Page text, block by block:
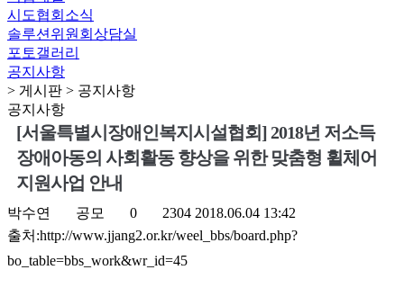
시도협회소식
솔루션위원회상담실
포토갤러리
공지사항
> 게시판 > 공지사항
공지사항
[서울특별시장애인복지시설협회] 2018년 저소득
장애아동의 사회활동 향상을 위한 맞춤형 휠체어
지원사업 안내
박수연 공모 0 2304 2018.06.04 13:42
출처:http://www.jjang2.or.kr/weel_bbs/board.php?
bo_table=bbs_work&wr_id=45